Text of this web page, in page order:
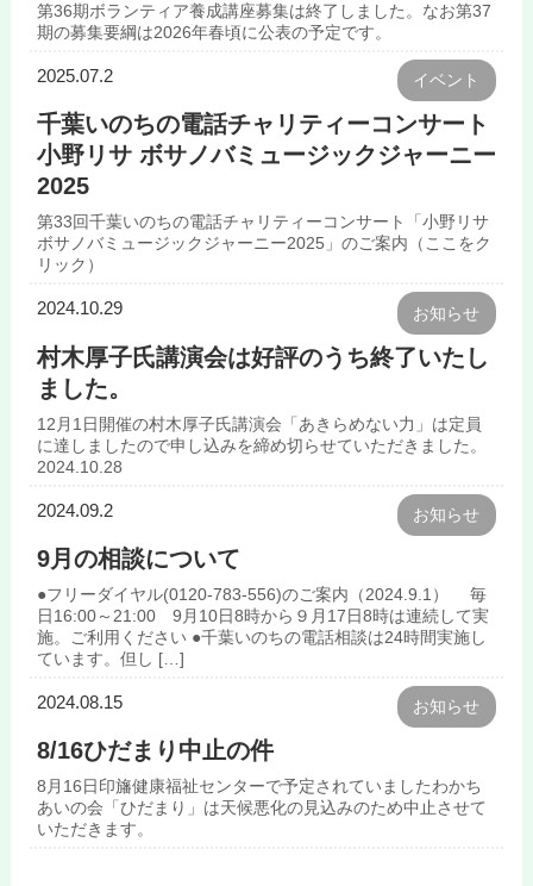
第36期ボランティア養成講座募集は終了しました。なお第37
期の募集要綱は2026年春頃に公表の予定です。
2025.07.2 イベント
千葉いのちの電話チャリティーコンサート
小野リサ ボサノバミュージックジャーニー
2025
第33回千葉いのちの電話チャリティーコンサート「小野リサ
ボサノバミュージックジャーニー2025」のご案内（ここをク
リック）
2024.10.29 お知らせ
村木厚子氏講演会は好評のうち終了いたし
ました。
12月1日開催の村木厚子氏講演会「あきらめない力」は定員
に達しましたので申し込みを締め切らせていただきました。
2024.10.28
2024.09.2 お知らせ
9月の相談について
●フリーダイヤル(0120-783-556)のご案内（2024.9.1） 毎
日16:00～21:00 9月10日8時から９月17日8時は連続して実
施。ご利用ください ●千葉いのちの電話相談は24時間実施し
ています。但し […]
2024.08.15 お知らせ
8/16ひだまり中止の件
8月16日印旛健康福祉センターで予定されていましたわかち
あいの会「ひだまり」は天候悪化の見込みのため中止させて
いただきます。